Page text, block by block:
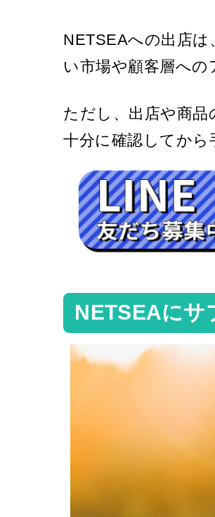
NETSEAへの出店
い市場や顧客層へ
ただし、出店や商
十分に確認してか
NETSEAにサ